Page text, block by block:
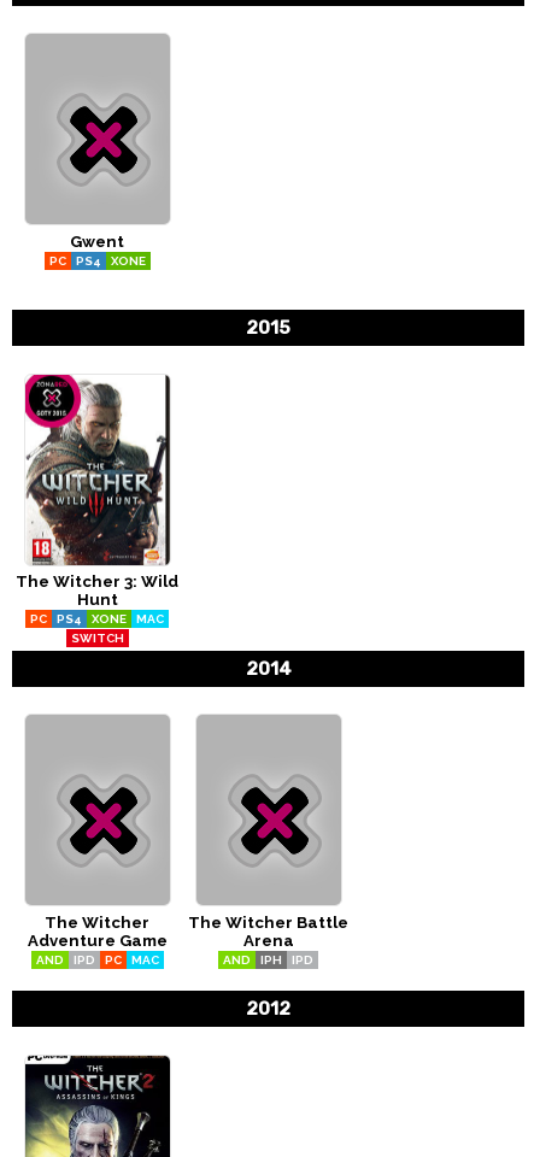
Gwent
PC PS4 XONE
2015
The Witcher 3: Wild
Hunt
PC PS4 XONE
MAC
SWITCH
2014
The Witcher
Adventure Game
AND IPD PC MAC
The Witcher Battle
Arena
AND IPH IPD
2012